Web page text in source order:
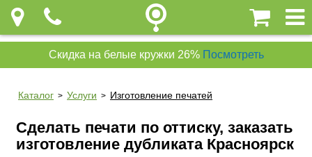
Скидка на белые кружки 26% Посмотреть
Каталог > Услуги > Изготовление печатей
Сделать печати по оттиску, заказать
изготовление дубликата Красноярск